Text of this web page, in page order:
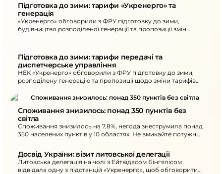
Підготовка до зими: тарифи «Укренерго» та
генерація
«Укренерго» обговорили з ФРУ підготовку до зими,
будівництво розподіленої генерації та пропозиції змін
Підготовка до зими: тарифи передачі та
диспетчерське управління
НЕК «Укренерго» обговорили з ФРУ підготовку до зими,
розподілену генерацію та пропозиції щодо зміни тарифів
Споживання знизилось: понад 350 пунктів без
світла
Споживання знизилось на 7,8%, негода знеструмила понад
350 населених пунктів у 10 областях. Не вмикайте потужні
Досвід України: візит литовської делегації
Литовська делегація на чолі з Ейтвідасом Бінгялісом
відвідала одну з підстанцій «Укренерго», щоб обговорити